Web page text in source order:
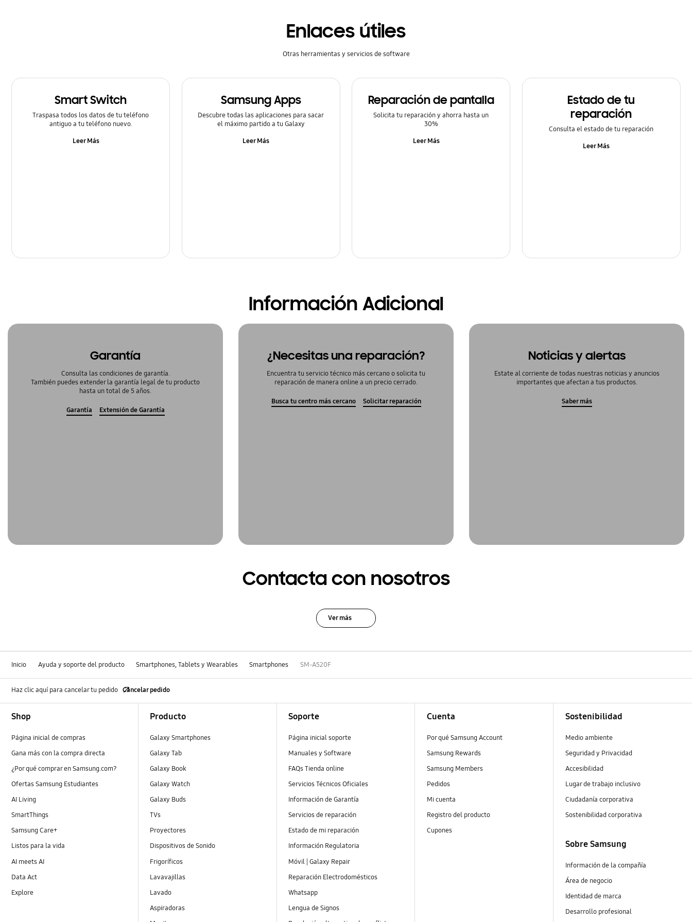
Multimedia
Redes & Wifi
Enlaces útiles
Otras herramientas y servicios de software
Smart Switch
Traspasa todos los datos de tu teléfono
antiguo a tu teléfono nuevo.
Leer Más
Samsung Apps
Descubre todas las aplicaciones para sacar
el máximo partido a tu Galaxy
Leer Más
Reparación de pantalla
Solicita tu reparación y ahorra hasta un
30%
Leer Más
Estado de tu
reparación
Consulta el estado de tu reparación
Leer Más
Información Adicional
Garantía
Consulta las condiciones de garantía.
También puedes extender la garantía legal de tu producto
hasta un total de 5 años.
Garantía Extensión de Garantía
¿Necesitas una reparación?
Encuentra tu servicio técnico más cercano o solicita tu
reparación de manera online a un precio cerrado.
Busca tu centro más cercano Solicitar reparación
Noticias y alertas
Estate al corriente de todas nuestras noticias y anuncios
importantes que afectan a tus productos.
Saber más
Contacta con nosotros
Ver más
Inicio Ayuda y soporte del producto Smartphones, Tablets y Wearables Smartphones SM-A520F
Haz clic aquí para cancelar tu pedido Cancelar pedido
Shop
Página inicial de compras
Gana más con la compra directa
¿Por qué comprar en Samsung.com?
Ofertas Samsung Estudiantes
AI Living
SmartThings
Samsung Care+
Listos para la vida
AI meets AI
Data Act
Explore
Producto
Galaxy Smartphones
Galaxy Tab
Galaxy Book
Galaxy Watch
Galaxy Buds
TVs
Proyectores
Dispositivos de Sonido
Frigoríficos
Lavavajillas
Lavado
Aspiradoras
Soporte
Página inicial soporte
Manuales y Software
FAQs Tienda online
Servicios Técnicos Oficiales
Información de Garantía
Servicios de reparación
Estado de mi reparación
Información Regulatoria
Móvil | Galaxy Repair
Reparación Electrodomésticos
Whatsapp
Lengua de Signos
Cuenta
Por qué Samsung Account
Samsung Rewards
Samsung Members
Pedidos
Mi cuenta
Registro del producto
Cupones
Sostenibilidad
Medio ambiente
Seguridad y Privacidad
Accesibilidad
Lugar de trabajo inclusivo
Ciudadanía corporativa
Sostenibilidad corporativa
Sobre Samsung
Información de la compañía
Área de negocio
Identidad de marca
Desarrollo profesional